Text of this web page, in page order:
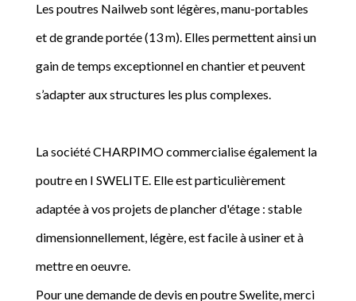
Les poutres Nailweb sont légères, manu-portables
et de grande portée (13 m). Elles permettent ainsi un
gain de temps exceptionnel en chantier et peuvent
s’adapter aux structures les plus complexes.
La société CHARPIMO commercialise également la
poutre en I SWELITE. Elle est particulièrement
adaptée à vos projets de plancher d'étage : stable
dimensionnellement, légère, est facile à usiner et à
mettre en oeuvre.
Pour une demande de devis en poutre Swelite, merci